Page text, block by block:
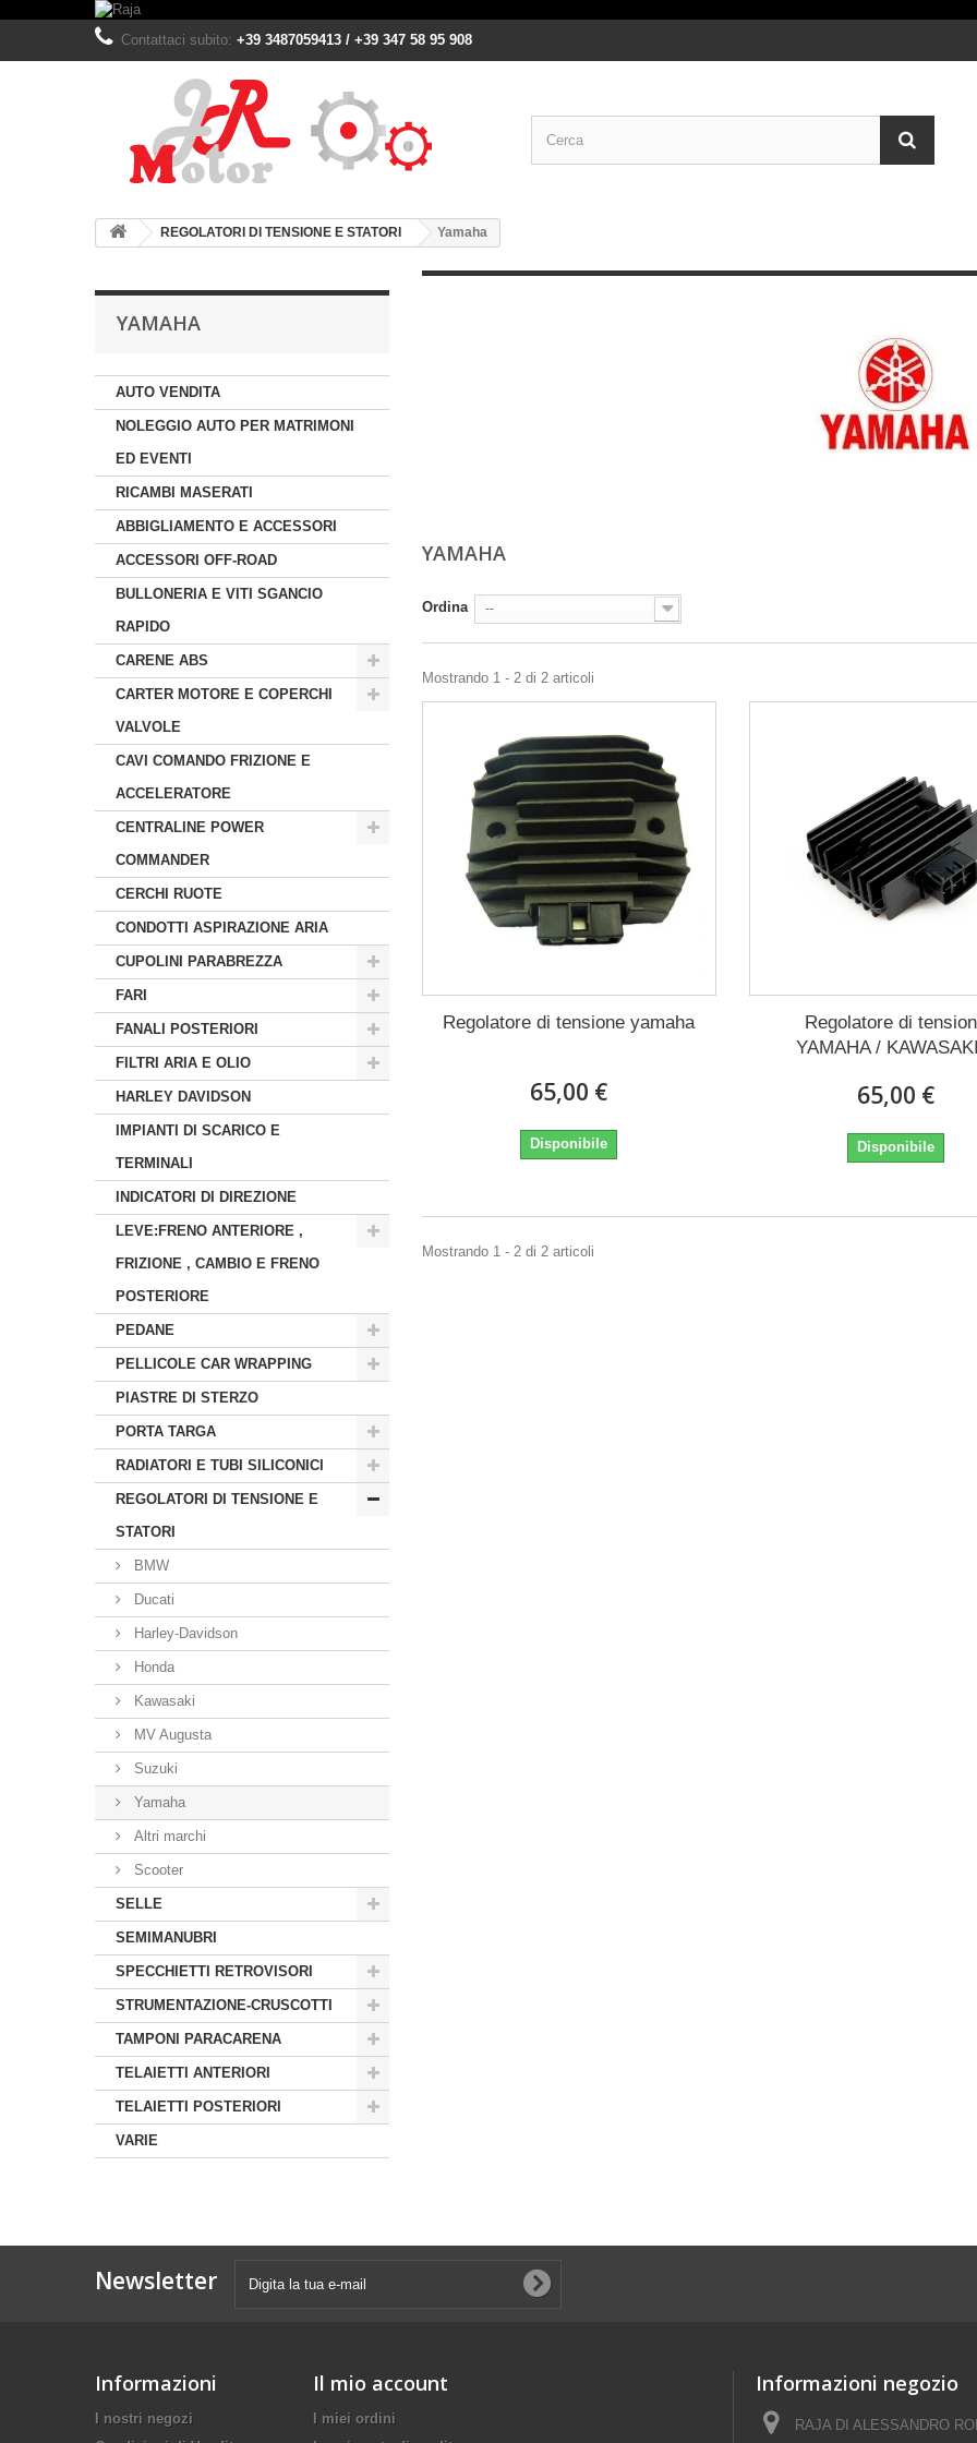
Contattaci subito: +39 3487059413 / +39 347 58 95 908
REGOLATORI DI TENSIONE E STATORI Yamaha
YAMAHA
AUTO VENDITA
NOLEGGIO AUTO PER MATRIMONI
ED EVENTI
RICAMBI MASERATI
ABBIGLIAMENTO E ACCESSORI
ACCESSORI OFF-ROAD
BULLONERIA E VITI SGANCIO
RAPIDO
CARENE ABS
CARTER MOTORE E COPERCHI
VALVOLE
CAVI COMANDO FRIZIONE E
ACCELERATORE
CENTRALINE POWER
COMMANDER
CERCHI RUOTE
CONDOTTI ASPIRAZIONE ARIA
CUPOLINI PARABREZZA
FARI
FANALI POSTERIORI
FILTRI ARIA E OLIO
HARLEY DAVIDSON
IMPIANTI DI SCARICO E
TERMINALI
INDICATORI DI DIREZIONE
LEVE:FRENO ANTERIORE ,
FRIZIONE , CAMBIO E FRENO
POSTERIORE
PEDANE
PELLICOLE CAR WRAPPING
PIASTRE DI STERZO
PORTA TARGA
RADIATORI E TUBI SILICONICI
REGOLATORI DI TENSIONE E
STATORI
BMW
Ducati
Harley-Davidson
Honda
Kawasaki
MV Augusta
Suzuki
Yamaha
Altri marchi
Scooter
SELLE
SEMIMANUBRI
SPECCHIETTI RETROVISORI
STRUMENTAZIONE-CRUSCOTTI
TAMPONI PARACARENA
TELAIETTI ANTERIORI
TELAIETTI POSTERIORI
VARIE
YAMAHA
Ordina --
Mostrando 1 - 2 di 2 articoli
Regolatore di tensione yamaha
65,00 €
Disponibile
Regolatore di
YAMAHA /
65,00 €
Disponibile
Mostrando 1 - 2 di 2 articoli
Newsletter
Informazioni
I nostri negozi
Il mio account
I miei ordini
Informazioni negozio
RAJA DI ALESSANDRO